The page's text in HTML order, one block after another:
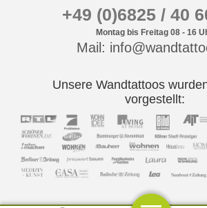
+49 (0)6825 / 40
Montag bis Freitag 08 - 16
Mail:
Unsere Wandtattoos
vorgestellt: